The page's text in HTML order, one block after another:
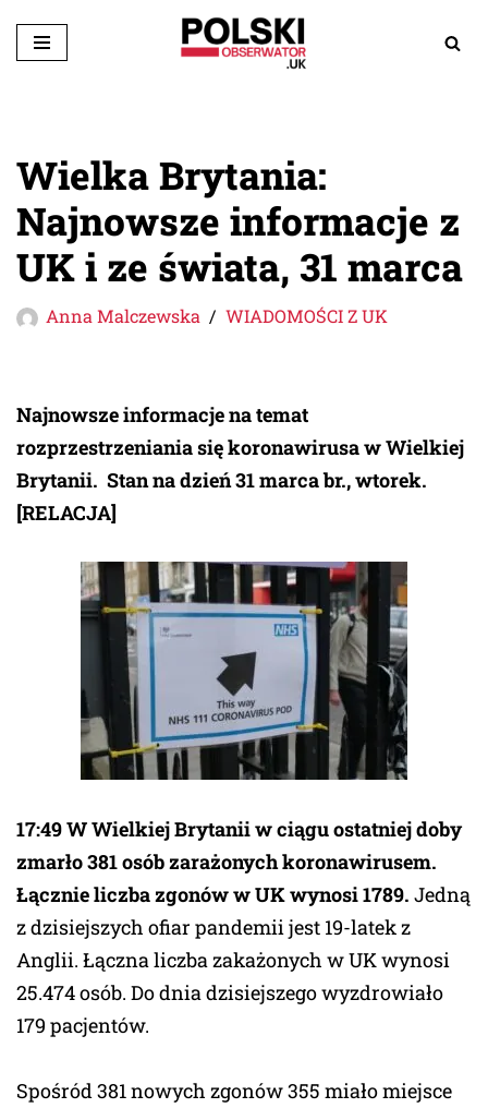
Przejdź
Wielka Brytania:
Najnowsze informacje z
UK i ze świata, 31 marca
Anna Malczewska WIADOMOŚCI Z UK
Najnowsze informacje na temat
rozprzestrzeniania się koronawirusa w Wielkiej
Brytanii. Stan na dzień 31 marca br., wtorek.
[RELACJA]
17:49 W Wielkiej Brytanii w ciągu ostatniej doby
zmarło 381 osób zarażonych koronawirusem.
Łącznie liczba zgonów w UK wynosi 1789. Jedną
z dzisiejszych ofiar pandemii jest 19-latek z
Anglii. Łączna liczba zakażonych w UK wynosi
25.474 osób. Do dnia dzisiejszego wyzdrowiało
179 pacjentów.
Spośród 381 nowych zgonów 355 miało miejsce